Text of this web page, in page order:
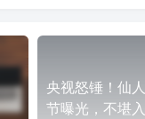
央视怒锤！仙
节曝光，不堪